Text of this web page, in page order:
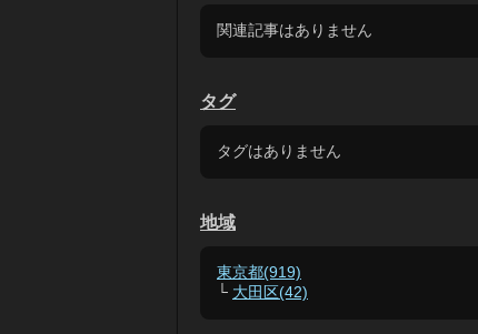
関連記事はありません
タグ
タグはありません
地域
東京都(919)
└ 大田区(42)